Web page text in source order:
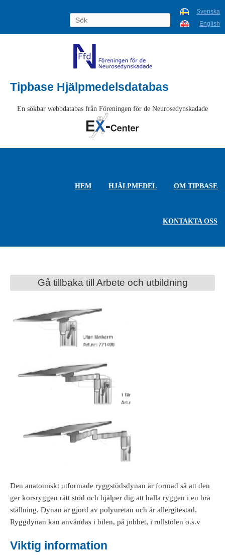
Svenska
English
Tipbase Hjälpmedelsdatabas
En sökbar webbdatabas från Föreningen för de Neurosedynskadade
HEM HJÄLPMEDEL OM TIPBASE
KONTAKTA OSS
Gå tillbaka till Arbete och utbildning
Den anatomiskt utformade ryggstödsdynan är formad så att den
ger korsryggen rätt stöd och hjälper dig att hålla ryggen i en bra
ställning. Dynan är gjord av polyuretan och är allergitestad.
Ryggdynan kan användas i bilen, på jobbet, i rullstolen o.s.v
Viktig information